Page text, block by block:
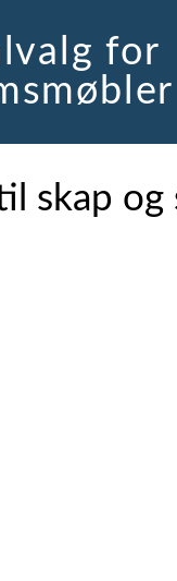
for
skap og